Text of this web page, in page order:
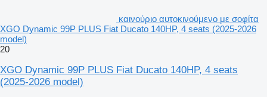
καινούριο αυτοκινούμενο με σοφίτα
XGO Dynamic 99P PLUS Fiat Ducato 140HP, 4 seats (2025-2026
model)
20
XGO Dynamic 99P PLUS Fiat Ducato 140HP, 4 seats
(2025-2026 model)